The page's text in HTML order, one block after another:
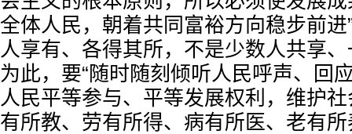
全体人民，朝着共同富裕方向稳步前进
人享有、各得其所，不是少数人共享
为此，要“随时随刻倾听人民呼声、回
人民平等参与、平等发展权利，维护
有所教、劳有所得、病有所医、老有